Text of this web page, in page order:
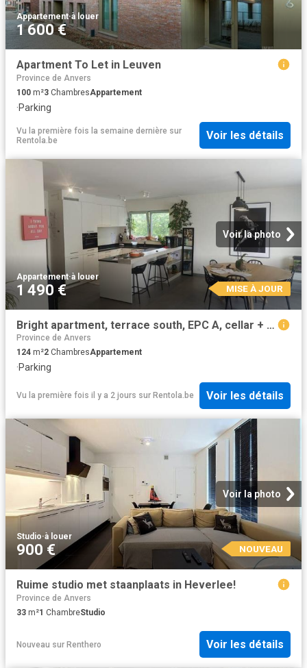
Appartement·à louer
1 600 €
Apartment To Let in Leuven
Province de Anvers
100 m²3 ChambresAppartement
·Parking
Vu la première fois la semaine dernière sur
Rentola.be
Voir les détails
Voir la photo
Appartement·à louer
1 490 € MISE À JOUR
Bright apartment, terrace south, EPC A, cellar + parking
Province de Anvers
124 m²2 ChambresAppartement
·Parking
Vu la première fois il y a 2 jours sur Rentola.be Voir les détails
Voir la photo
Studio·à louer
900 € NOUVEAU
Ruime studio met staanplaats in Heverlee!
Province de Anvers
33 m²1 ChambreStudio
Nouveau sur Renthero Voir les détails